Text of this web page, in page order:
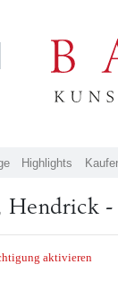
Highlights
-
aktivieren